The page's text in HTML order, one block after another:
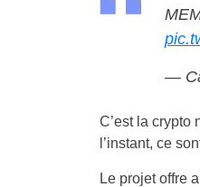
—
C’est la crypto
l’instant, ce
Le projet offre